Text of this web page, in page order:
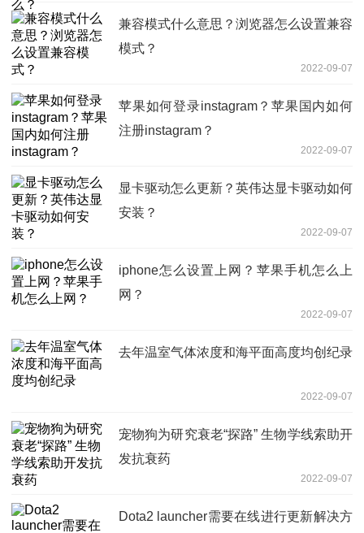
兼容模式什么意思？浏览器怎么设置兼容
模式？
2022-09-07
苹果如何登录instagram？苹果国内如何
注册instagram？
2022-09-07
显卡驱动怎么更新？英伟达显卡驱动如何
安装？
2022-09-07
iphone怎么设置上网？苹果手机怎么上
网？
2022-09-07
去年温室气体浓度和海平面高度均创纪录
2022-09-07
宠物狗为研究衰老“探路” 生物学线索助开
发抗衰药
2022-09-07
Dota2 launcher需要在线进行更新解决方